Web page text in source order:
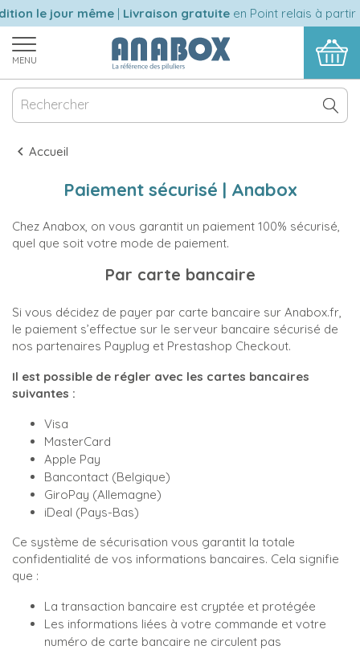
le jour même|Livraison gratuiteen Point relais à partir
MENU
Accueil
Paiement sécurisé | Anabox
Chez Anabox, on vous garantit un paiement 100% sécurisé,
quel que soit votre mode de paiement.
Par carte bancaire
Si vous décidez de payer par carte bancaire sur Anabox.fr,
le paiement s’effectue sur le serveur bancaire sécurisé de
nos partenaires Payplug et Prestashop Checkout.
Il est possible de régler avec les cartes bancaires
suivantes :
Visa
MasterCard
Apple Pay
Bancontact (Belgique)
GiroPay (Allemagne)
iDeal (Pays-Bas)
Ce système de sécurisation vous garantit la totale
confidentialité de vos informations bancaires. Cela signifie
que :
La transaction bancaire est cryptée et protégée
Les informations liées à votre commande et votre
numéro de carte bancaire ne circulent pas